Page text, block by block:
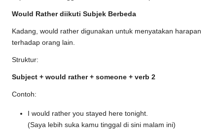
Would Rather diikuti Subjek Berbeda
Kadang, would rather digunakan untuk menyatakan harapan
terhadap orang lain.
Struktur:
Subject + would rather + someone + verb 2
Contoh:
I would rather you stayed here tonight.
(Saya lebih suka kamu tinggal di sini malam ini)